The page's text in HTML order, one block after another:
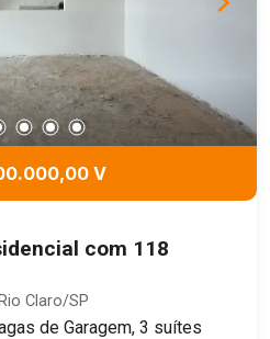
V
com 118
Claro/SP
de Garagem, 3 suítes